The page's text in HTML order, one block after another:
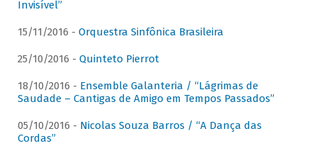
Invisível”
15/11/2016 - Orquestra Sinfônica Brasileira
25/10/2016 - Quinteto Pierrot
18/10/2016 - Ensemble Galanteria / “Lágrimas de
Saudade – Cantigas de Amigo em Tempos Passados”
05/10/2016 - Nicolas Souza Barros / “A Dança das
Cordas”